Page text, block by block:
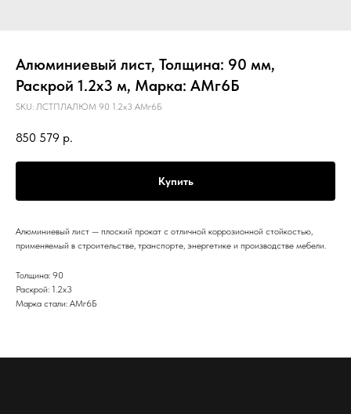
Алюминиевый лист, Толщина: 90 мм,
Раскрой 1.2х3 м, Марка: АМг6Б
SKU: ЛСТПЛАЛЮМ 90 1.2х3 АМг6Б
850 579 р.
Купить
Алюминиевый лист — плоский прокат с отличной коррозионной стойкостью,
применяемый в строительстве, транспорте, энергетике и производстве мебели.
Толщина: 90
Раскрой: 1.2х3
Марка стали: АМг6Б